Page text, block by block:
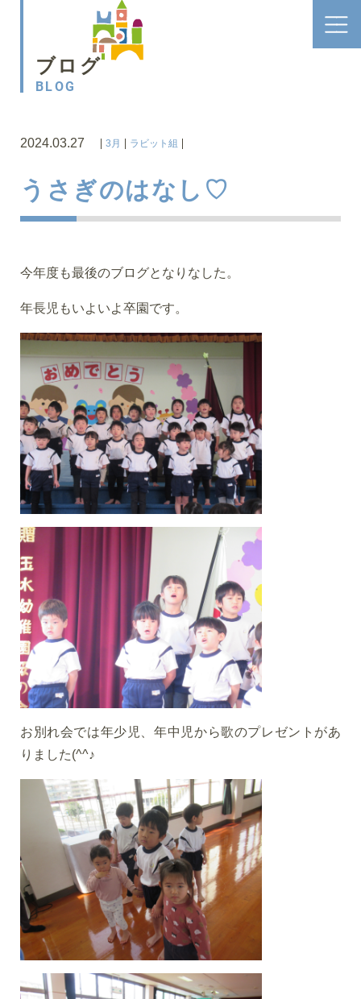
ブログ
BLOG
2024.03.27 3月 ラビット組
うさぎのはなし♡
今年度も最後のブログとなりなした。
年長児もいよいよ卒園です。
お別れ会では年少児、年中児から歌のプレゼントがあ
りました(^^♪